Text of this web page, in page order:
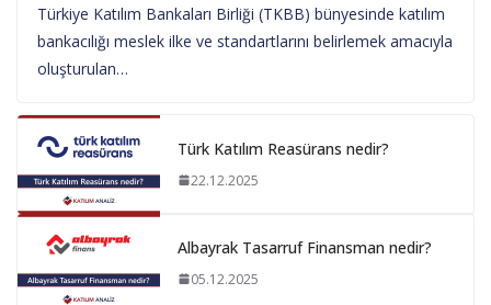
Türkiye Katılım Bankaları Birliği (TKBB) bünyesinde katılım
bankacılığı meslek ilke ve standartlarını belirlemek amacıyla
oluşturulan…
Türk Katılım Reasürans nedir?
22.12.2025
Albayrak Tasarruf Finansman nedir?
05.12.2025